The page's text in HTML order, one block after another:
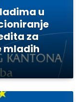
u
za
mladih